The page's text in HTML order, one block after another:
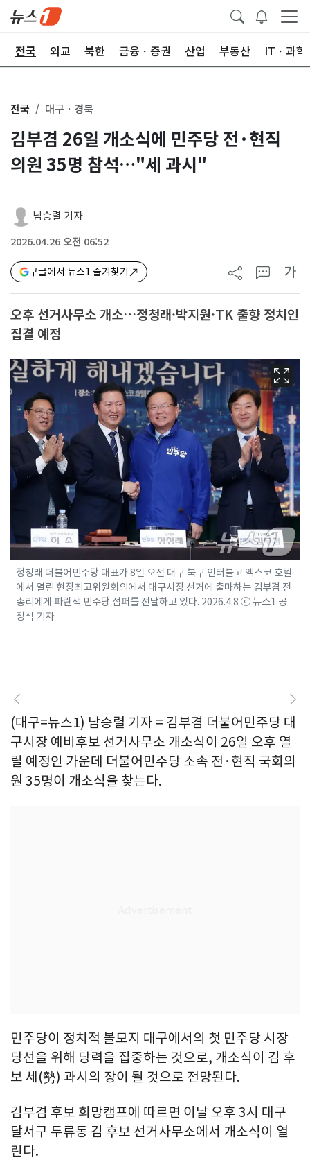
전국 외교 북한 금융ㆍ증권 산업 부동산 ITㆍ과학
전국 대구ㆍ경북
김부겸 26일 개소식에 민주당 전·현직
의원 35명 참석…"세 과시"
남승렬 기자
2026.04.26 오전 06:52
구글에서 뉴스1 즐겨찾기 가
오후 선거사무소 개소…정청래·박지원·TK 출향 정치인
집결 예정
정청래 더불어민주당 대표가 8일 오전 대구 북구 인터불고 엑스코 호텔
에서 열린 현장최고위원회의에서 대구시장 선거에 출마하는 김부겸 전
총리에게 파란색 민주당 점퍼를 전달하고 있다. 2026.4.8 ⓒ 뉴스1 공
정식 기자
(대구=뉴스1) 남승렬 기자 = 김부겸 더불어민주당 대
구시장 예비후보 선거사무소 개소식이 26일 오후 열
릴 예정인 가운데 더불어민주당 소속 전·현직 국회의
원 35명이 개소식을 찾는다.
민주당이 정치적 볼모지 대구에서의 첫 민주당 시장
당선을 위해 당력을 집중하는 것으로, 개소식이 김 후
보 세(勢) 과시의 장이 될 것으로 전망된다.
김부겸 후보 희망캠프에 따르면 이날 오후 3시 대구
달서구 두류동 김 후보 선거사무소에서 개소식이 열
린다.